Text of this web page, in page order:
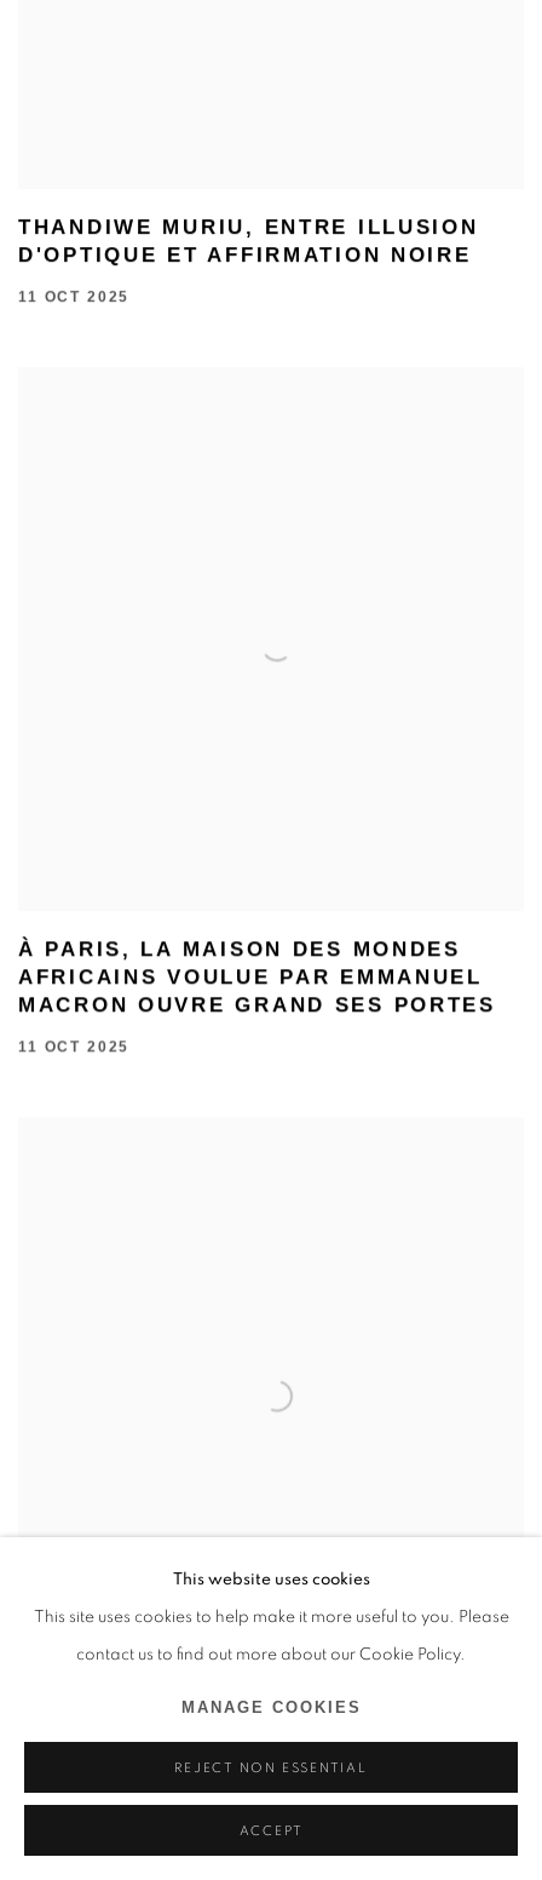
THANDIWE MURIU, ENTRE ILLUSION
D'OPTIQUE ET AFFIRMATION NOIRE
11 OCT 2025
À PARIS, LA MAISON DES MONDES
AFRICAINS VOULUE PAR EMMANUEL
MACRON OUVRE GRAND SES PORTES
11 OCT 2025
ROXANE MBANGA EXPOSE NOIRES
6 OCT 2025
This website uses cookies
This site uses cookies to help make it more useful to you. Please
contact us to find out more about our Cookie Policy.
MANAGE COOKIES
REJECT NON ESSENTIAL
ACCEPT